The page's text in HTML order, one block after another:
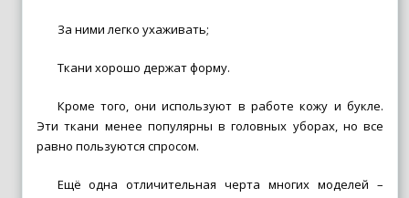
За ними легко ухаживать;
Ткани хорошо держат форму.
Кроме того, они используют в работе кожу и букле.
Эти ткани менее популярны в головных уборах, но все
равно пользуются спросом.
Ещё одна отличительная черта многих моделей –